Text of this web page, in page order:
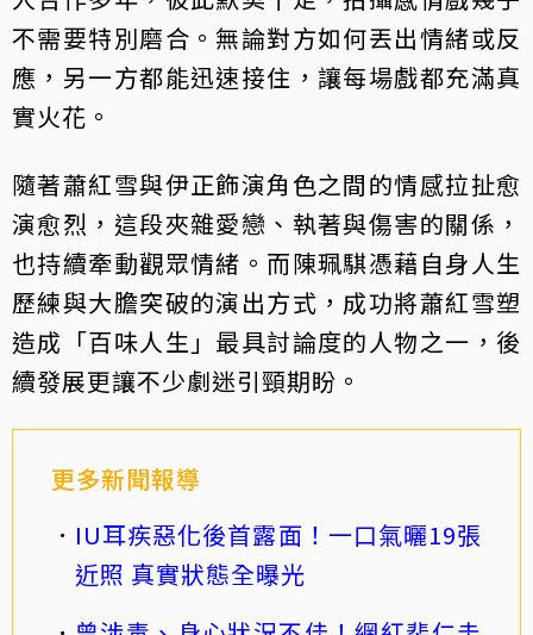
不需要特別磨合。無論對方如何丟出情緒或反
應，另一方都能迅速接住，讓每場戲都充滿真
實火花。
隨著蕭紅雪與伊正飾演角色之間的情感拉扯愈
演愈烈，這段夾雜愛戀、執著與傷害的關係，
也持續牽動觀眾情緒。而陳珮騏憑藉自身人生
歷練與大膽突破的演出方式，成功將蕭紅雪塑
造成「百味人生」最具討論度的人物之一，後
續發展更讓不少劇迷引頸期盼。
更多新聞報導
IU耳疾惡化後首露面！一口氣曬19張
近照 真實狀態全曝光